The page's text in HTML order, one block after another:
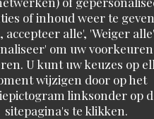
of inhoud weer te
accepteer alle', 'Weiger
om uw
U kunt uw keuzes op
wijzigen door op het
linksonder op
sitepagina's te klikken.